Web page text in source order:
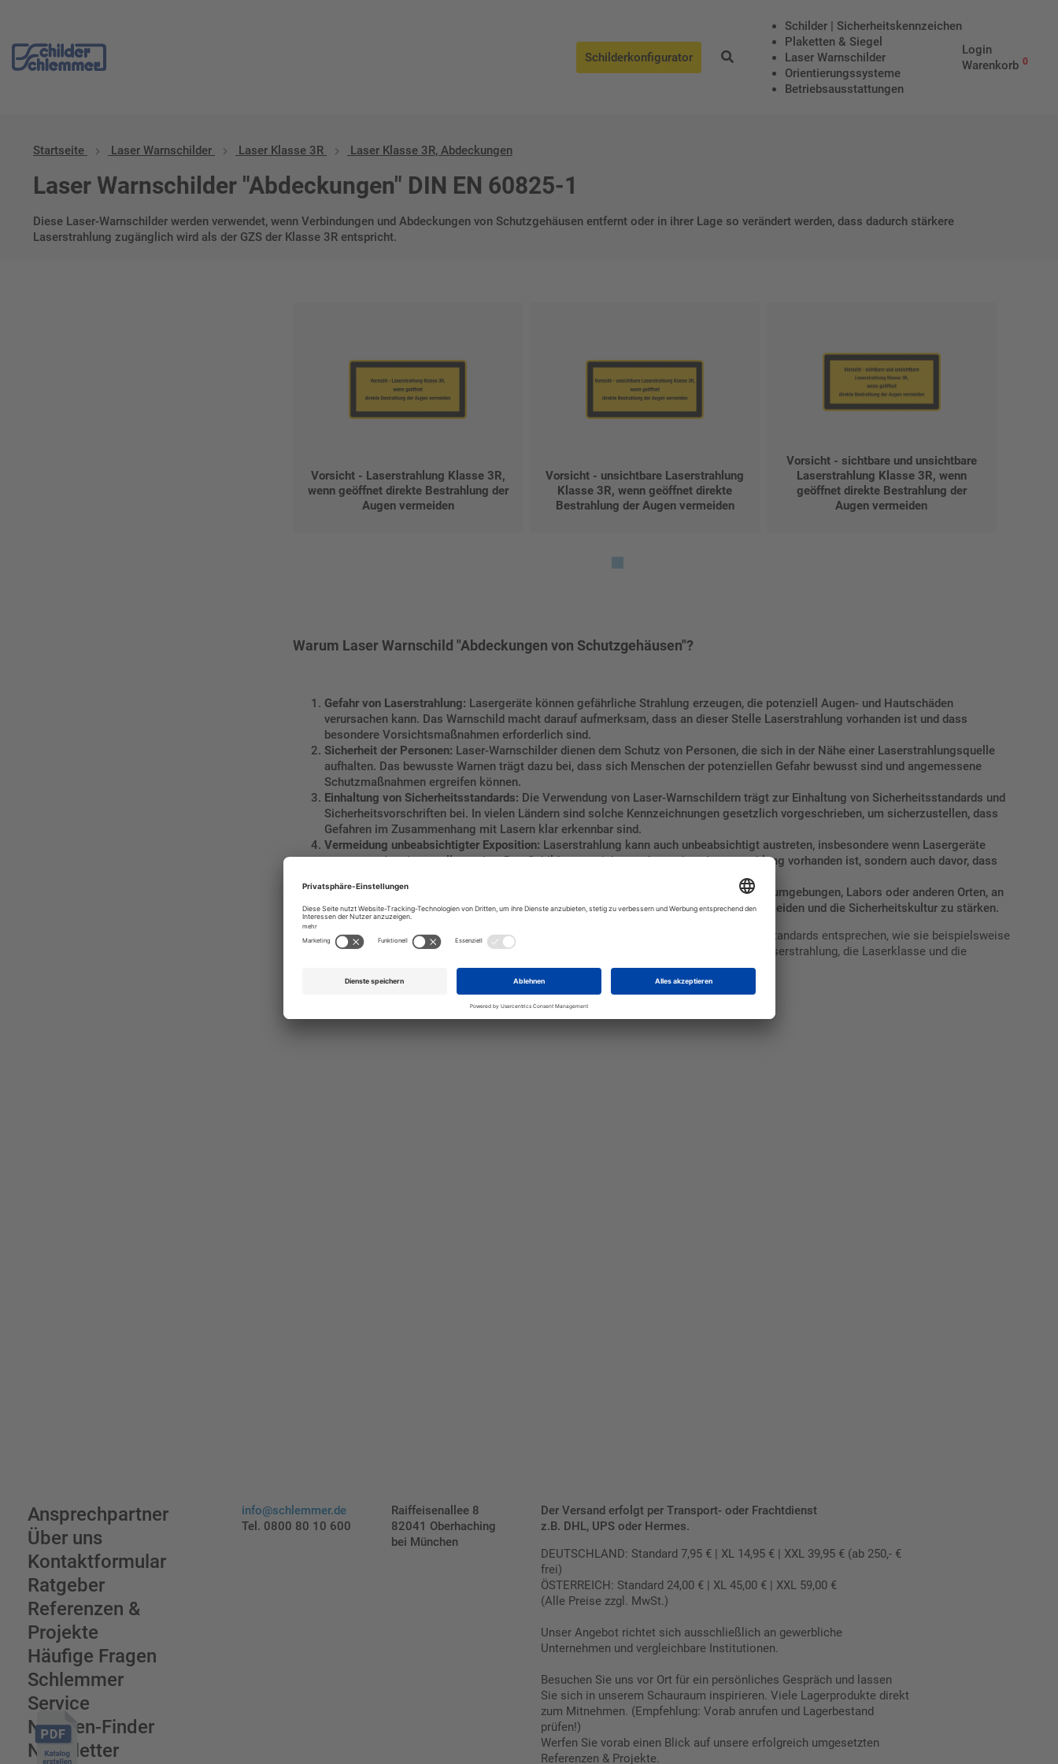
Schilderkonfigurator
Schilder | Sicherheitskennzeichen
Plaketten & Siegel
Laser Warnschilder
Orientierungssysteme
Betriebs­aus­stattungen
Login
Warenkorb 0
Startseite Laser Warnschilder Laser Klasse 3R Laser Klasse 3R, Abdeckungen
Laser Warnschilder "Abdeckungen" DIN EN 60825-1
Diese Laser-Warnschilder werden verwendet, wenn Verbindungen und Abdeckungen von Schutzgehäusen entfernt oder in ihrer Lage so verändert werden, dass dadurch stärkere
Laserstrahlung zugänglich wird als der GZS der Klasse 3R entspricht.
Vorsicht - Laserstrahlung Klasse 3R,
wenn geöffnet direkte Bestrahlung der
Augen vermeiden
Vorsicht - unsichtbare Laserstrahlung
Klasse 3R, wenn geöffnet direkte
Bestrahlung der Augen vermeiden
Vorsicht - sichtbare und unsichtbare
Laserstrahlung Klasse 3R, wenn
geöffnet direkte Bestrahlung der
Augen vermeiden
Warum Laser Warnschild "Abdeckungen von Schutzgehäusen"?
Gefahr von Laserstrahlung: Lasergeräte können gefährliche Strahlung erzeugen, die potenziell Augen- und Hautschäden
verursachen kann. Das Warnschild macht darauf aufmerksam, dass an dieser Stelle Laserstrahlung vorhanden ist und dass
besondere Vorsichtsmaßnahmen erforderlich sind.
Sicherheit der Personen: Laser-Warnschilder dienen dem Schutz von Personen, die sich in der Nähe einer Laserstrahlungsquelle
aufhalten. Das bewusste Warnen trägt dazu bei, dass sich Menschen der potenziellen Gefahr bewusst sind und angemessene
Schutzmaßnahmen ergreifen können.
Einhaltung von Sicherheitsstandards: Die Verwendung von Laser-Warnschildern trägt zur Einhaltung von Sicherheitsstandards und
Sicherheitsvorschriften bei. In vielen Ländern sind solche Kennzeichnungen gesetzlich vorgeschrieben, um sicherzustellen, dass
Gefahren im Zusammenhang mit Lasern klar erkennbar sind.
Vermeidung unbeabsichtigter Exposition: Laserstrahlung kann auch unbeabsichtigt austreten, insbesondere wenn Lasergeräte
gewartet oder eingestellt werden. Das Schild warnt nicht nur davor, dass Laserstrahlung vorhanden ist, sondern auch davor, dass
Klare Kommunikation:
Laser-Warnschilder sorgen für klare Kommunikation in Arbeitsumgebungen, Labors oder anderen Orten, an
denen Lasergeräte verwendet werden. Sie tragen dazu bei, Missverständnisse zu vermeiden und die Sicherheitskultur zu stärken.
Es ist wichtig sicherzustellen, dass solche Warnschilder den örtlichen und internationalen Standards entsprechen, wie sie beispielsweise
in der IEC 60825-1 festgelegt sind. Die korrekte Kennzeichnung ermöglicht es, die Art der Laserstrahlung, die Laserklasse und die
spezifischen Gefahren klar zu kommunizieren.
Ansprechpartner
Über uns
Kontaktformular
Ratgeber
Referenzen &
Projekte
Häufige Fragen
Schlemmer
Service
Normen-Finder
Newsletter
info@schlemmer.de
Tel. 0800 80 10 600
Raiffeisenallee 8
82041 Oberhaching
bei München
Der Versand erfolgt per Transport- oder Frachtdienst
z.B. DHL, UPS oder Hermes.
DEUTSCHLAND: Standard 7,95 € | XL 14,95 € | XXL 39,95 € (ab 250,- €
frei)
ÖSTERREICH: Standard 24,00 € | XL 45,00 € | XXL 59,00 €
(Alle Preise zzgl. MwSt.)
Unser Angebot richtet sich ausschließlich an gewerbliche
Unternehmen und vergleichbare Institutionen.
Besuchen Sie uns vor Ort für ein persönliches Gespräch und lassen
Sie sich in unserem Schauraum inspirieren. Viele Lagerprodukte direkt
zum Mitnehmen. (Empfehlung: Vorab anrufen und Lagerbestand
prüfen!)
Werfen Sie vorab einen Blick auf unsere erfolgreich umgesetzten
Referenzen & Projekte.